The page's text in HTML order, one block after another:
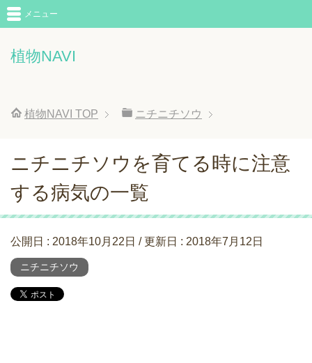
植物NAVI
メニュー
植物NAVI TOP ニチニチソウ
ニチニチソウを育てる時に注意
する病気の一覧
公開日 : 2018年10月22日 / 更新日 : 2018年7月12日
ニチニチソウ